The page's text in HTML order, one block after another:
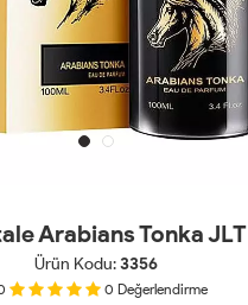
Arabians Tonka JLT
Ürün Kodu:3356
0 Değerlendirme